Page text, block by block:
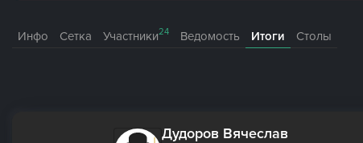
Инфо Сетка Участники24 Ведомость Итоги Столы
Дудоров Вячеслав